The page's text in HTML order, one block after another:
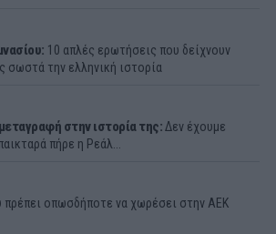
10 απλές ερωτήσεις που δείχνουν
σωστά την ελληνική ιστορία
στην ιστορία της:Δεν έχουμε
πήρε η Ρεάλ...
πρέπει οπωσδήποτε να χωρέσει στην ΑΕΚ